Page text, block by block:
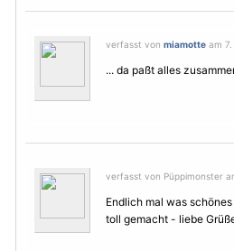
verfasst von miamotte am
... da paßt alles
verfasst von Püppimonster
Endlich mal was
toll gemacht - liebe